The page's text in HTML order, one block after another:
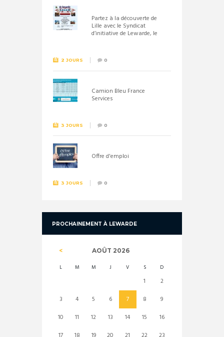
Partez à la découverte de
Lille avec le Syndicat
d’initiative de Lewarde, le
2 JOURS 0
Camion Bleu France
Services
3 JOURS 0
Offre d'emploi
3 JOURS 0
PROCHAINEMENT À LEWARDE
AOÛT 2026
L M M J V S D
1
2
3
4 5 6 7 8
9
10
11 12 13 14 15
16